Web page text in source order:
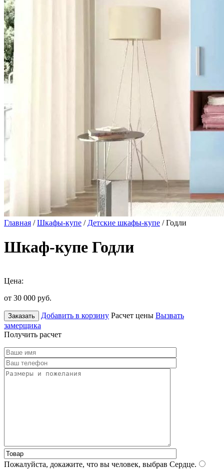
Главная /Шкафы-купе / Детские шкафы-купе / Годли
Шкаф-купе Годли
Цена:
от 30 000 руб.
Заказать Добавить в корзину Расчет цены Вызвать
замерщика
Получить расчет
Пожалуйста, докажите, что вы человек, выбрав Сердце.